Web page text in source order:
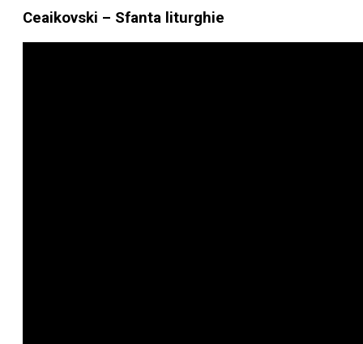
Ceaikovski – Sfanta liturghie